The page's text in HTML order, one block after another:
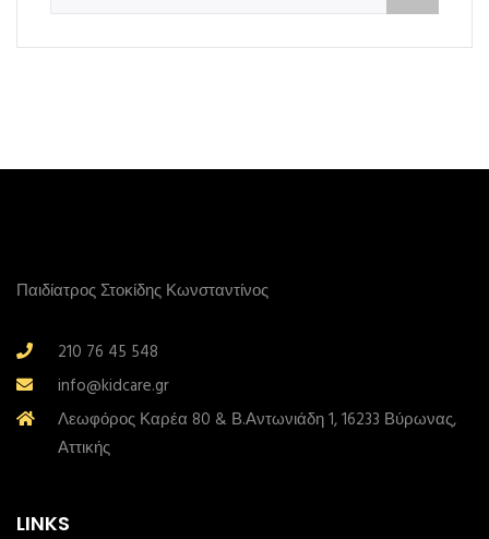
Παιδίατρος Στοκίδης Κωνσταντίνος
210 76 45 548
info@kidcare.gr
Λεωφόρος Καρέα 80 & Β.Αντωνιάδη 1, 16233 Βύρωνας,
Αττικής
LINKS